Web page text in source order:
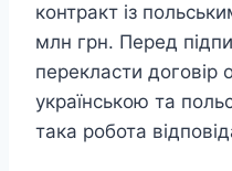
контракт із
млн грн. Перед
перекласти договір
українською та
така робота